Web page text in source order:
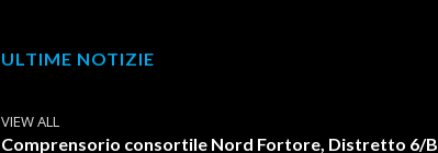
ULTIME NOTIZIE
VIEW ALL
Comprensorio consortile Nord Fortore, Distretto 6/B